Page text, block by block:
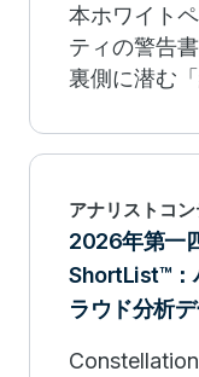
本ホワイト
ティの警告
裏側に潜む
ROIを最大
責任者のた
アナリストコ
2026年第一
ShortList™：
ラウド分析